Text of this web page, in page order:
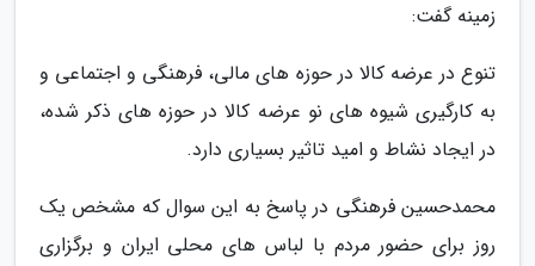
زمینه گفت:
تنوع در عرضه کالا در حوزه های مالی، فرهنگی و اجتماعی و
به کارگیری شیوه های نو عرضه کالا در حوزه های ذکر شده،
در ایجاد نشاط و امید تاثیر بسیاری دارد.
محمدحسین فرهنگی در پاسخ به این سوال که مشخص یک
روز برای حضور مردم با لباس های محلی ایران و برگزاری